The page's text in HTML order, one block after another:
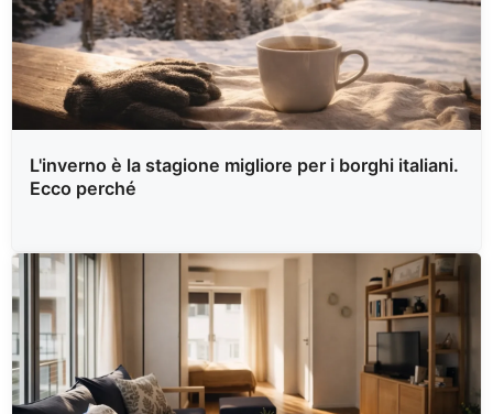
L'inverno è la stagione migliore per i borghi italiani.
Ecco perché